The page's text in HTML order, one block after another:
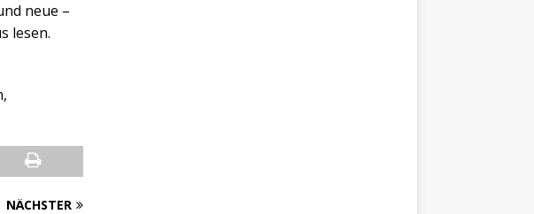
neue –
lesen.
NÄCHSTER